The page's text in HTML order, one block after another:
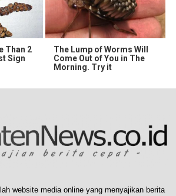
Than 2
Sign
The Lump of Worms Will
Come Out of You in The
Morning. Try it
website media online yang menyajikan berita